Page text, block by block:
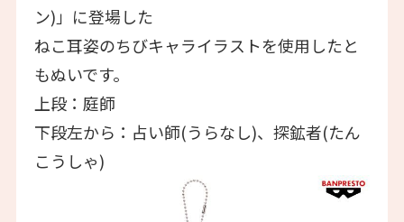
ン)」に登場した
ねこ耳姿のちびキャライラストを使用したと
もぬいです。
上段：庭師
下段左から：占い師(うらなし)、探鉱者(たん
こうしゃ)